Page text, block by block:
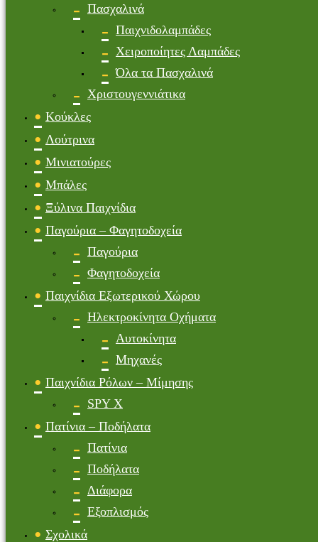
Πασχαλινά
Παιχνιδολαμπάδες
Χειροποίητες Λαμπάδες
Όλα τα Πασχαλινά
Χριστουγεννιάτικα
Κούκλες
Λούτρινα
Μινιατούρες
Μπάλες
Ξύλινα Παιχνίδια
Παγούρια – Φαγητοδοχεία
Παγούρια
Φαγητοδοχεία
Παιχνίδια Εξωτερικού Χώρου
Ηλεκτροκίνητα Οχήματα
Αυτοκίνητα
Μηχανές
Παιχνίδια Ρόλων – Μίμησης
SPY X
Πατίνια – Ποδήλατα
Πατίνια
Ποδήλατα
Διάφορα
Εξοπλισμός
Σχολικά